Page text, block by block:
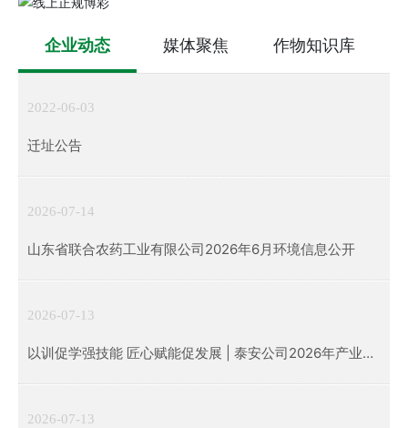
企业动态 媒体聚焦 作物知识库
2022-06-03
迁址公告
2026-07-14
山东省联合农药工业有限公司2026年6月环境信息公开
2026-07-13
以训促学强技能 匠心赋能促发展 | 泰安公司2026年产业工
人专项技能培训顺利开班
2026-07-13